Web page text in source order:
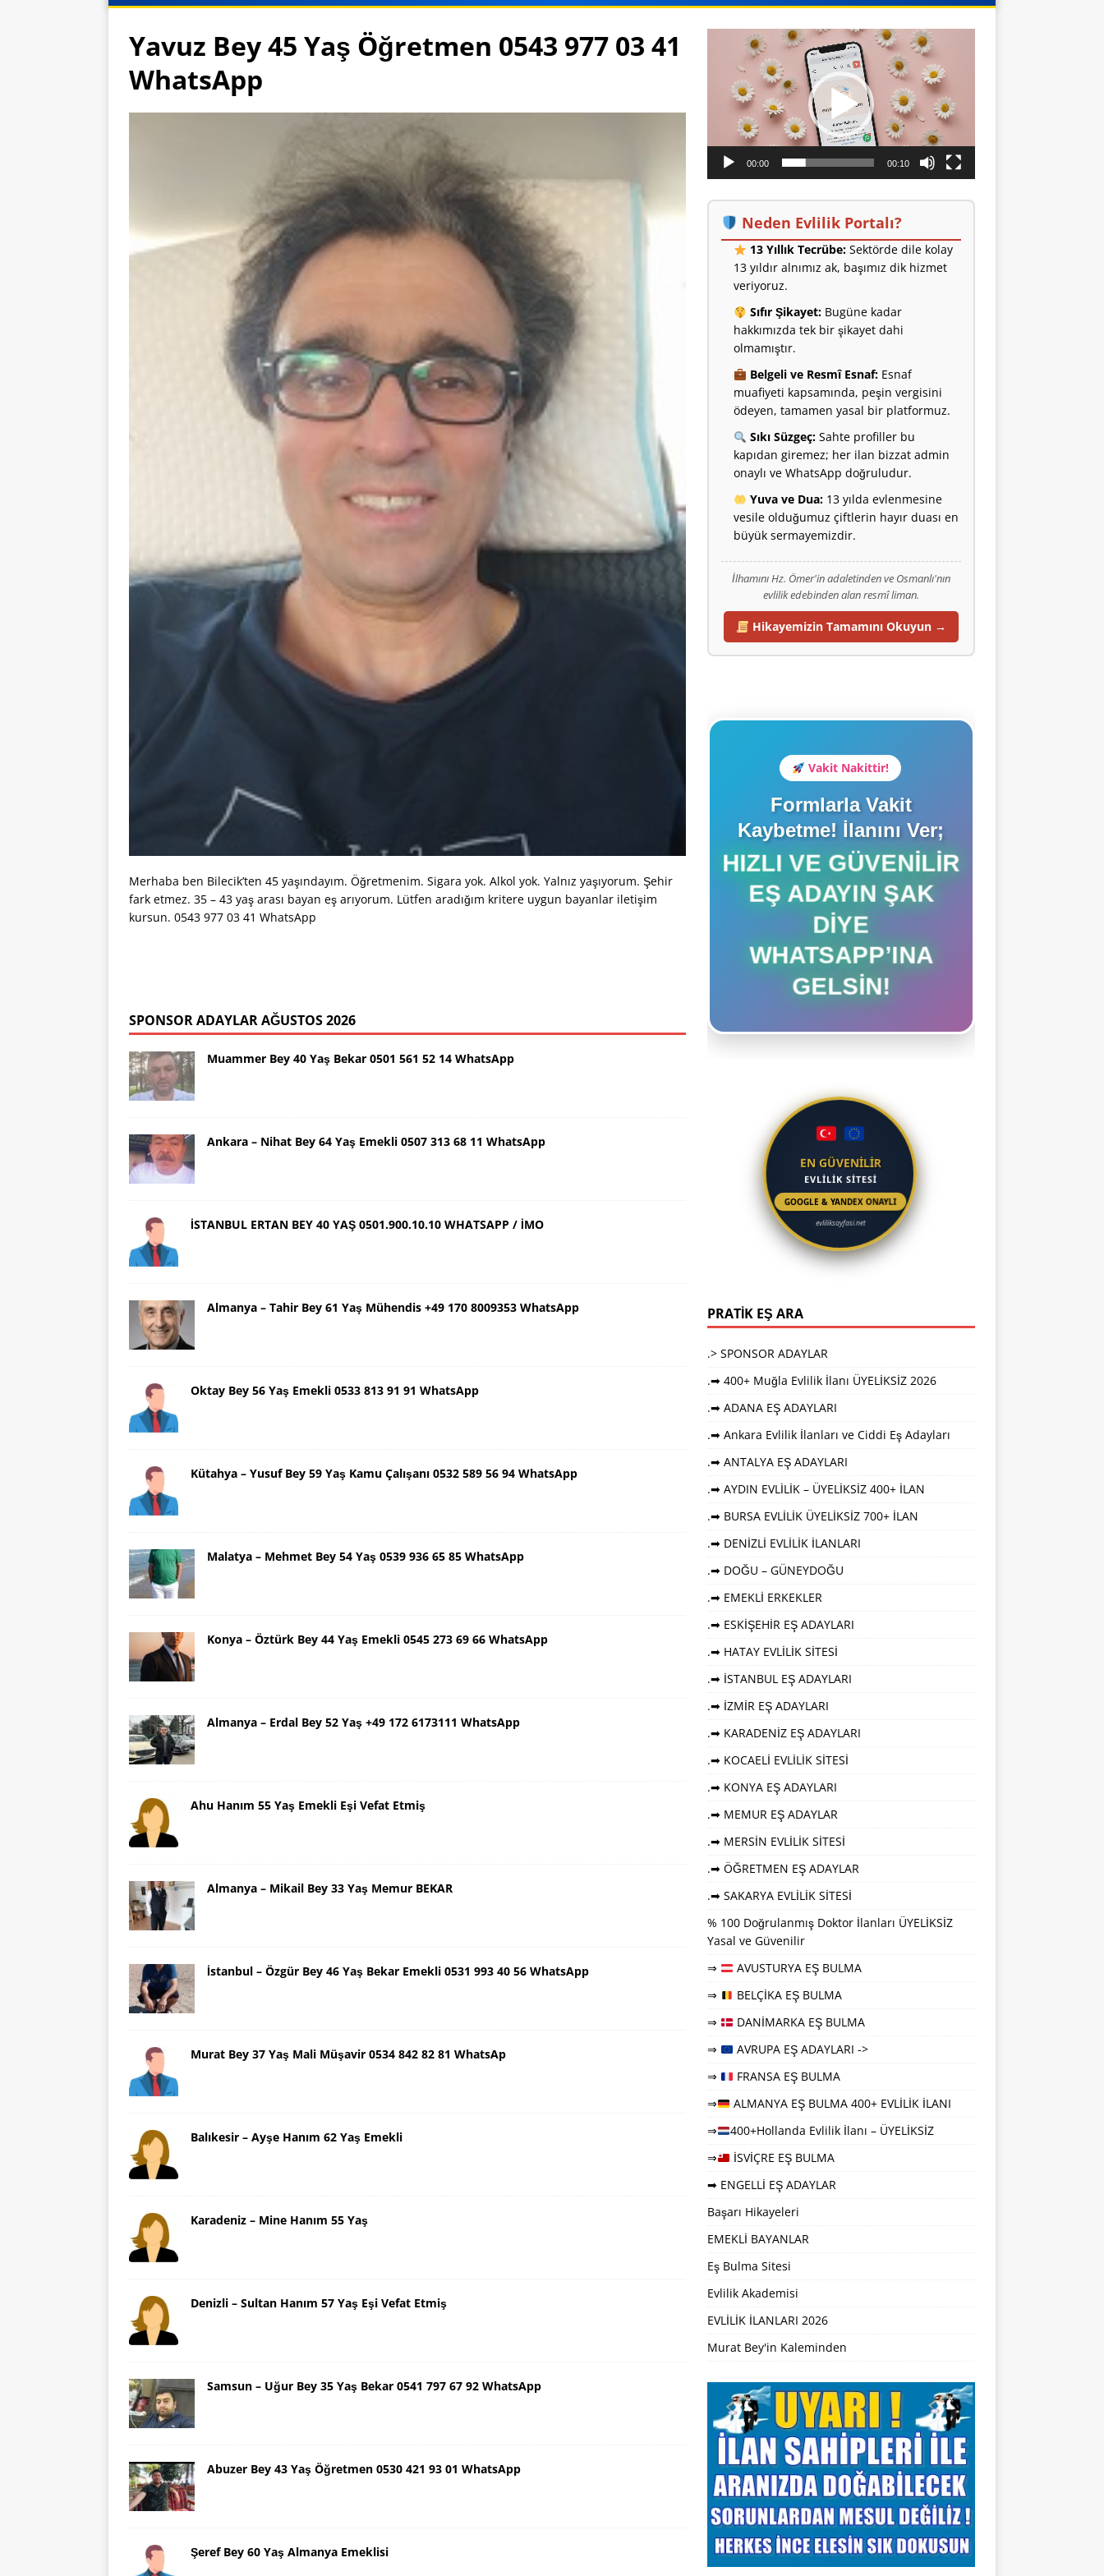
Yavuz Bey 45 Yaş Öğretmen 0543 977 03 41
WhatsApp
Merhaba ben Bilecik’ten 45 yaşındayım. Öğretmenim. Sigara yok. Alkol yok. Yalnız yaşıyorum. Şehir
fark etmez. 35 – 43 yaş arası bayan eş arıyorum. Lütfen aradığım kritere uygun bayanlar iletişim
kursun. 0543 977 03 41 WhatsApp
SPONSOR ADAYLAR AĞUSTOS 2026
Muammer Bey 40 Yaş Bekar 0501 561 52 14 WhatsApp
Ankara – Nihat Bey 64 Yaş Emekli 0507 313 68 11 WhatsApp
İSTANBUL ERTAN BEY 40 YAŞ 0501.900.10.10 WHATSAPP / İMO
Almanya – Tahir Bey 61 Yaş Mühendis +49 170 8009353 WhatsApp
Oktay Bey 56 Yaş Emekli 0533 813 91 91 WhatsApp
Kütahya – Yusuf Bey 59 Yaş Kamu Çalışanı 0532 589 56 94 WhatsApp
Malatya – Mehmet Bey 54 Yaş 0539 936 65 85 WhatsApp
Konya – Öztürk Bey 44 Yaş Emekli 0545 273 69 66 WhatsApp
Almanya – Erdal Bey 52 Yaş +49 172 6173111 WhatsApp
Ahu Hanım 55 Yaş Emekli Eşi Vefat Etmiş
Almanya – Mikail Bey 33 Yaş Memur BEKAR
İstanbul – Özgür Bey 46 Yaş Bekar Emekli 0531 993 40 56 WhatsApp
Murat Bey 37 Yaş Mali Müşavir 0534 842 82 81 WhatsAp
Balıkesir – Ayşe Hanım 62 Yaş Emekli
Karadeniz – Mine Hanım 55 Yaş
Denizli – Sultan Hanım 57 Yaş Eşi Vefat Etmiş
Samsun – Uğur Bey 35 Yaş Bekar 0541 797 67 92 WhatsApp
Abuzer Bey 43 Yaş Öğretmen 0530 421 93 01 WhatsApp
Şeref Bey 60 Yaş Almanya Emeklisi
oynatıcı
00:00 00:10
Neden Evlilik Portalı?
13 Yıllık Tecrübe:Sektörde dile kolay
13 yıldır alnımız ak, başımız dik hizmet
veriyoruz.
Sıfır Şikayet:Bugüne kadar
hakkımızda tek bir şikayet dahi
olmamıştır.
Belgeli ve Resmî Esnaf:Esnaf
muafiyeti kapsamında, peşin vergisini
ödeyen, tamamen yasal bir platformuz.
Sıkı Süzgeç:Sahte profiller bu
kapıdan giremez; her ilan bizzat admin
onaylı ve WhatsApp doğruludur.
Yuva ve Dua:13 yılda evlenmesine
vesile olduğumuz çiftlerin hayır duası en
büyük sermayemizdir.
İlhamını Hz. Ömer'in adaletinden ve Osmanlı'nın
evlilik edebinden alan resmî liman.
Hikayemizin Tamamını Okuyun →
Vakit Nakittir!
Formlarla Vakit
Kaybetme! İlanını Ver;
HIZLI VE GÜVENILIR
EŞ ADAYIN ŞAK
DIYE
WHATSAPP’INA
GELSIN!
EN GÜVENİLİR
EVLİLİK SİTESİ
GOOGLE & YANDEX ONAYLI
evliliksayfasi.net
PRATİK EŞ ARA
.> SPONSOR ADAYLAR
.➡ 400+ Muğla Evlilik İlanı ÜYELİKSİZ 2026
.➡ ADANA EŞ ADAYLARI
.➡ Ankara Evlilik İlanları ve Ciddi Eş Adayları
.➡ ANTALYA EŞ ADAYLARI
.➡ AYDIN EVLİLİK – ÜYELİKSİZ 400+ İLAN
.➡ BURSA EVLİLİK ÜYELİKSİZ 700+ İLAN
.➡ DENİZLİ EVLİLİK İLANLARI
.➡ DOĞU – GÜNEYDOĞU
.➡ EMEKLİ ERKEKLER
.➡ ESKİŞEHİR EŞ ADAYLARI
.➡ HATAY EVLİLİK SİTESİ
.➡ İSTANBUL EŞ ADAYLARI
.➡ İZMİR EŞ ADAYLARI
.➡ KARADENİZ EŞ ADAYLARI
.➡ KOCAELİ EVLİLİK SİTESİ
.➡ KONYA EŞ ADAYLARI
.➡ MEMUR EŞ ADAYLAR
.➡ MERSİN EVLİLİK SİTESİ
.➡ ÖĞRETMEN EŞ ADAYLAR
.➡ SAKARYA EVLİLİK SİTESİ
% 100 Doğrulanmış Doktor İlanları ÜYELİKSİZ
Yasal ve Güvenilir
⇒
AVUSTURYA EŞ BULMA
⇒
BELÇİKA EŞ BULMA
⇒
DANİMARKA EŞ BULMA
⇒
AVRUPA EŞ ADAYLARI ->
⇒
FRANSA EŞ BULMA
⇒
ALMANYA EŞ BULMA 400+ EVLİLİK İLANI
⇒
400+Hollanda Evlilik İlanı – ÜYELİKSİZ
⇒
İSVİÇRE EŞ BULMA
➡ ENGELLİ EŞ ADAYLAR
Başarı Hikayeleri
EMEKLİ BAYANLAR
Eş Bulma Sitesi
Evlilik Akademisi
EVLİLİK İLANLARI 2026
Murat Bey'in Kaleminden